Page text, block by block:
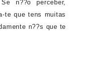
n??o perceber,
te que tens muitas
n??s que te